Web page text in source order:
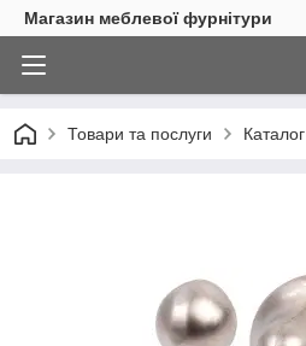
Магазин меблевої фурнітури
Товари та послуги Каталог